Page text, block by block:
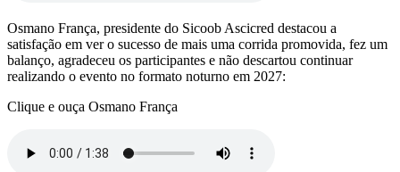
Osmano França, presidente do Sicoob Ascicred destacou a
satisfação em ver o sucesso de mais uma corrida promovida, fez um
balanço, agradeceu os participantes e não descartou continuar
realizando o evento no formato noturno em 2027:
Clique e ouça Osmano França